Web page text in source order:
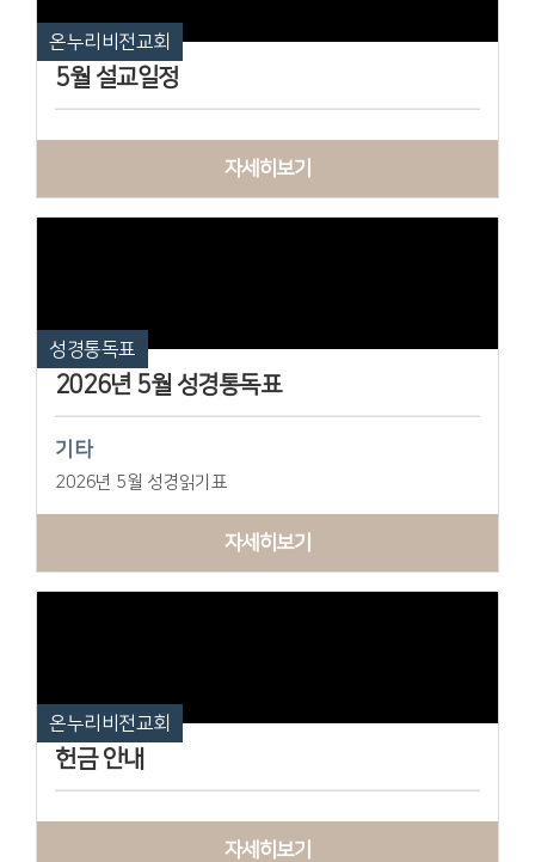
온누리비전교회
5월 설교일정
자세히보기
성경통독표
2026년 5월 성경통독표
기타
2026년 5월 성경읽기표
자세히보기
온누리비전교회
헌금 안내
자세히보기